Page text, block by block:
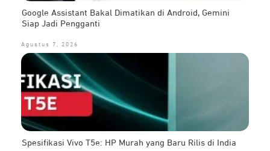
Google Assistant Bakal Dimatikan di Android, Gemini
Siap Jadi Pengganti
Agustus 7, 2026
Spesifikasi Vivo T5e: HP Murah yang Baru Rilis di India